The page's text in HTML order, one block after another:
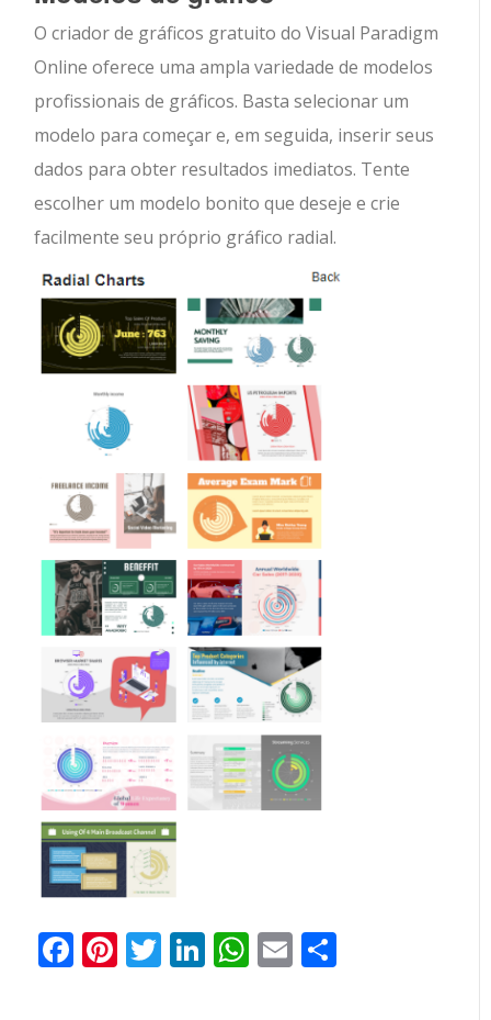
O criador de gráficos gratuito do Visual Paradigm
Online oferece uma ampla variedade de modelos
profissionais de gráficos. Basta selecionar um
modelo para começar e, em seguida, inserir seus
dados para obter resultados imediatos. Tente
escolher um modelo bonito que deseje e crie
facilmente seu próprio gráfico radial.
Facebook
Pinterest
Twitter
LinkedIn
WhatsApp
Email